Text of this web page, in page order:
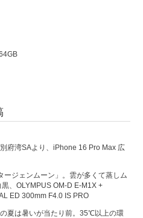
府湾SAより、iPhone 16 Pro Max 広
ージェンムーン」。雲が多くて蒸しム
、OLYMPUS OM-D E-M1X +
ED 300mm F4.0 IS PRO
夏は暑いが当たり前。35℃以上の環